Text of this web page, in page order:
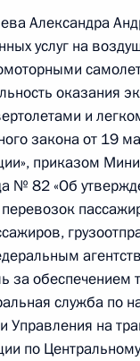
понедельник
поручения,
Федерации
по
Южная
по приёму
Александра
услуг на
оказания
и
закона от 19
приказом
№ 82 «Об
за обеспечением
служба по
Управления на
по